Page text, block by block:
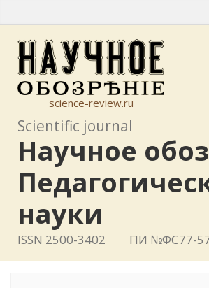
science-review.ru
Scientific journal
Научное
науки
ISSN 2500-3402 ПИ №ФС77-